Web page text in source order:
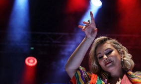
Kültür Sanat
Magazin
Öğle Bülteni